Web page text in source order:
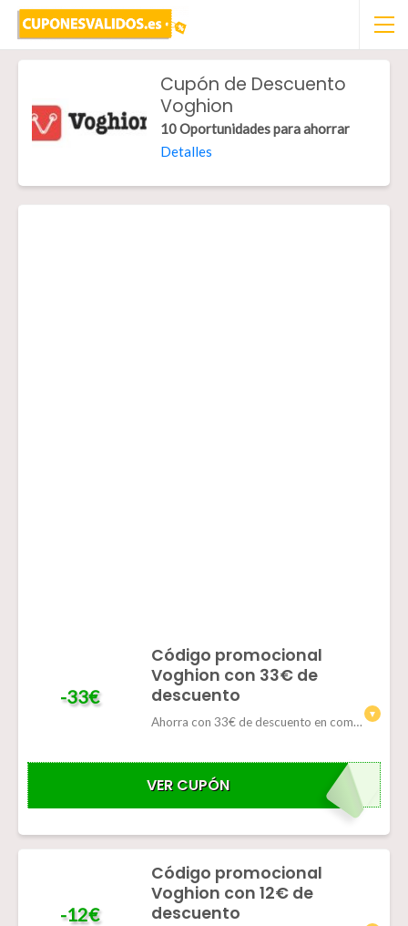
Cupón de Descuento
Voghion
10 Oportunidades para ahorrar
Detalles
-33€
Código promocional
Voghion con 33€ de
descuento
Ahorra con 33€ de descuento en compras superiores a 279€
VER CUPÓN
-12€
Código promocional
Voghion con 12€ de
descuento